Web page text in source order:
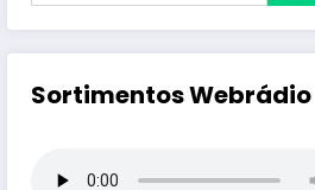
Sortimentos Webrádio